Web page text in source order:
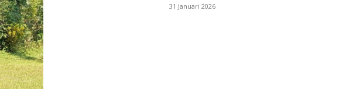
31 Januari 2026